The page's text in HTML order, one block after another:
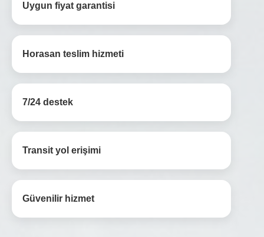
Uygun fiyat garantisi
Horasan teslim hizmeti
7/24 destek
Transit yol erişimi
Güvenilir hizmet